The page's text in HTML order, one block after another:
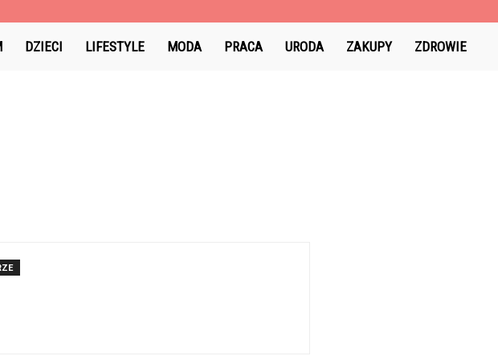
DZIECI LIFESTYLE MODA PRACA URODA ZAKUPY ZDROWIE